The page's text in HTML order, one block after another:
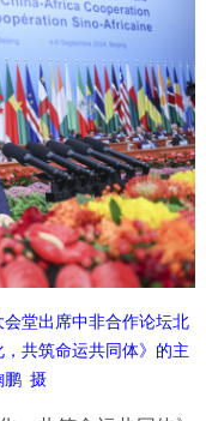
堂出席中非合作论坛北
共筑命运共同体》的主
鹏 摄